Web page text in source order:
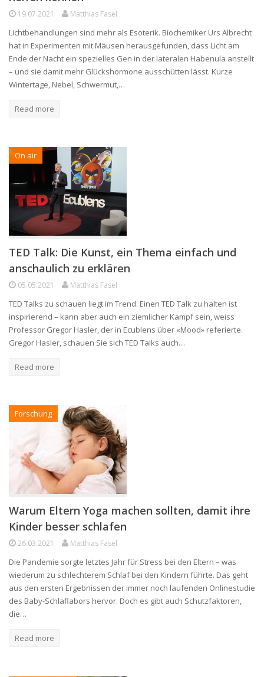
19.07.2021 Matthias Fasel
Lichtbehandlungen sind mehr als Esoterik. Biochemiker Urs Albrecht
hat in Experimenten mit Mäusen herausgefunden, dass Licht am
Ende der Nacht ein spezielles Gen in der lateralen Habenula anstellt
– und sie damit mehr Glückshormone ausschütten lässt. Kurze
Wintertage, Nebel, Schwermut,…
Read more
On air
TED Talk: Die Kunst, ein Thema einfach und
anschaulich zu erklären
05.05.2021 Matthias Fasel
TED Talks zu schauen liegt im Trend. Einen TED Talk zu halten ist
inspirierend – kann aber auch ein ziemlicher Kampf sein, weiss
Professor Gregor Hasler, der in Ecublens über «Mood» referierte.
Gregor Hasler, schauen Sie sich TED Talks auch…
Read more
Forschung
Warum Eltern Yoga machen sollten, damit ihre
Kinder besser schlafen
26.03.2021 Matthias Fasel
Die Pandemie sorgte letztes Jahr für Stress bei den Eltern – was
wiederum zu schlechterem Schlaf bei den Kindern führte. Das geht
aus den ersten Ergebnissen der immer noch laufenden Onlinestudie
des Baby-Schlaflabors hervor. Doch es gibt auch Schutzfaktoren,
die…
Read more